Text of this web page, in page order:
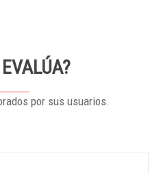
por sus usuarios.